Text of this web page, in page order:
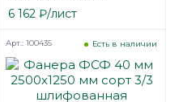
березовая
6 162₽/лист
Есть в наличии
Арт.: 100435